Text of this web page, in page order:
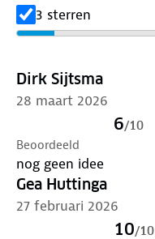
3 sterren
Dirk Sijtsma
28 maart 2026
6/10
Beoordeeld
nog geen idee
Gea Huttinga
27 februari 2026
10/10